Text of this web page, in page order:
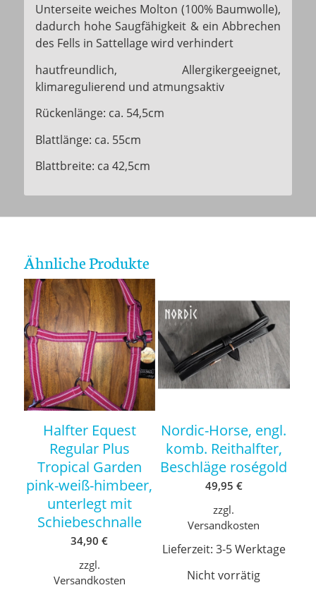
Unterseite weiches Molton (100% Baumwolle),
dadurch hohe Saugfähigkeit & ein Abbrechen
des Fells in Sattellage wird verhindert
hautfreundlich, Allergikergeeignet,
klimaregulierend und atmungsaktiv
Rückenlänge: ca. 54,5cm
Blattlänge: ca. 55cm
Blattbreite: ca 42,5cm
Ähnliche Produkte
Halfter Equest
Regular Plus
Tropical Garden
pink-weiß-himbeer,
unterlegt mit
Schiebeschnalle
34,90€
zzgl.
Versandkosten
Nordic-Horse, engl.
komb. Reithalfter,
Beschläge roségold
49,95 €
zzgl.
Versandkosten
Lieferzeit: 3-5 Werktage
Nicht vorrätig